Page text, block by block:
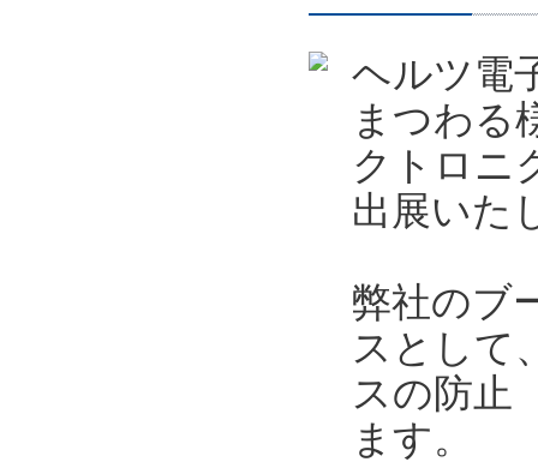
ヘルツ電
まつわる
クトロニ
出展いた
弊社のブ
スとして
スの防止
ます。